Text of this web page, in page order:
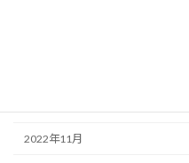
2022年11月